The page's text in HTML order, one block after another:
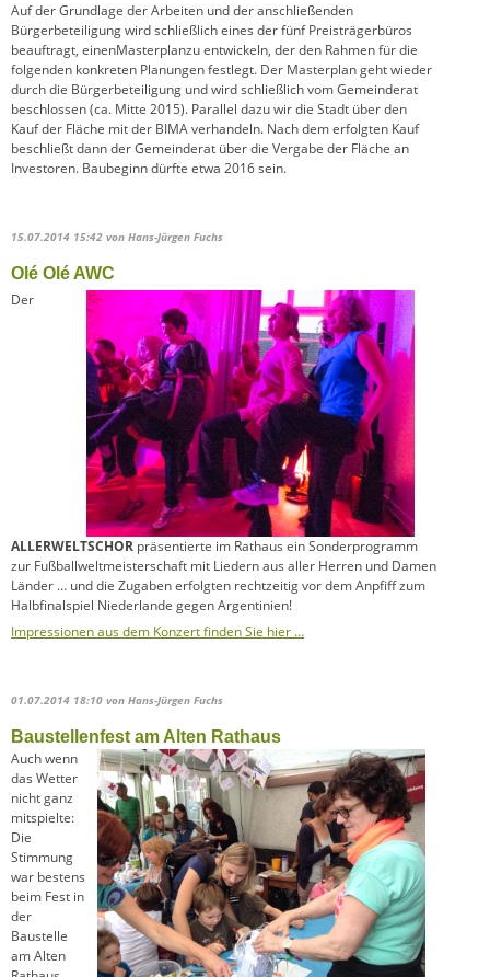
Auf der Grundlage der Arbeiten und der anschließenden
Bürgerbeteiligung wird schließlich eines der fünf Preisträgerbüros
beauftragt, einenMasterplanzu entwickeln, der den Rahmen für die
folgenden konkreten Planungen festlegt. Der Masterplan geht wieder
durch die Bürgerbeteiligung und wird schließlich vom Gemeinderat
beschlossen (ca. Mitte 2015). Parallel dazu wir die Stadt über den
Kauf der Fläche mit der BIMA verhandeln. Nach dem erfolgten Kauf
beschließt dann der Gemeinderat über die Vergabe der Fläche an
Investoren. Baubeginn dürfte etwa 2016 sein.
15.07.2014 15:42 von Hans-Jürgen Fuchs
Olé Olé AWC
Der
ALLERWELTSCHOR präsentierte im Rathaus ein Sonderprogramm
zur Fußballweltmeisterschaft mit Liedern aus aller Herren und Damen
Länder … und die Zugaben erfolgten rechtzeitig vor dem Anpfiff zum
Halbfinalspiel Niederlande gegen Argentinien!
Impressionen aus dem Konzert finden Sie hier …
01.07.2014 18:10 von Hans-Jürgen Fuchs
Baustellenfest am Alten Rathaus
Auch wenn
das Wetter
nicht ganz
mitspielte:
Die
Stimmung
war bestens
beim Fest in
der
Baustelle
am Alten